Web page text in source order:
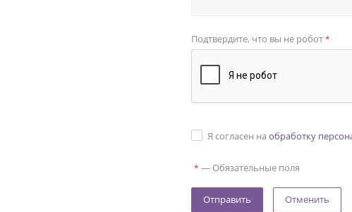
Подтвердите, что вы не робот*
Я согласен наобработку
* — Обязательные поля
Отменить